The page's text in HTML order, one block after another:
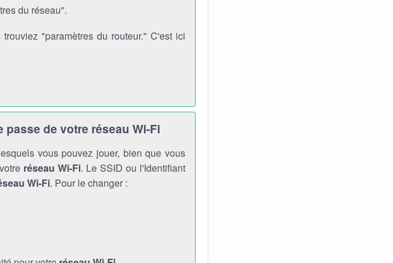
du réseau".
"paramètres du routeur." C'est ici
de votre réseau Wi-Fi
vous pouvez jouer, bien que vous
réseau Wi-Fi. Le SSID ou l'Identifiant
Wi-Fi. Pour le changer :